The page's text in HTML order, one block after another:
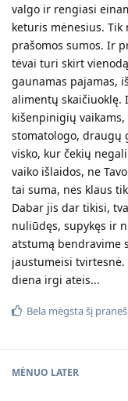
valgo ir rengiasi
keturis mėnesius.
prašomos sumos. Ir
tėvai turi skirt
gaunamas pajamas,
alimentų skaičiuoklę.
kišenpinigių
stomatologo, draugų
visko, kur čekių
vaiko išlaidos, ne
tai suma, nes klaus
Dabar jis dar tikisi,
nuliūdęs, supykęs ir
atstumą bendravime
jaustumeisi tvirtesnė.
diena irgi ateis...
Bela mėgsta šį
MĖNUO LATER